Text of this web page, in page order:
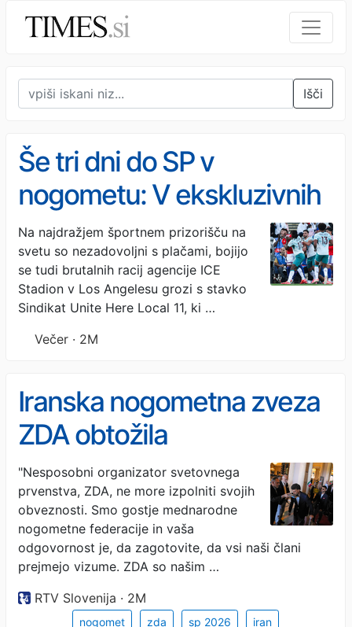
Išči
Še tri dni do SP v
nogometu: V ekskluzivnih
ložah le voda in čips
Na najdražjem športnem prizorišču na
svetu so nezadovoljni s plačami, bojijo
se tudi brutalnih racij agencije ICE
Stadion v Los Angelesu grozi s stavko
Sindikat Unite Here Local 11, ki …
Večer · 2M
Iranska nogometna zveza
ZDA obtožila
"maščevalnega vedenja"
"Nesposobni organizator svetovnega
prvenstva, ZDA, ne more izpolniti svojih
obveznosti. Smo gostje mednarodne
nogometne federacije in vaša
odgovornost je, da zagotovite, da vsi naši člani
prejmejo vizume. ZDA so našim …
RTV Slovenija · 2M
nogomet zda sp 2026 iran